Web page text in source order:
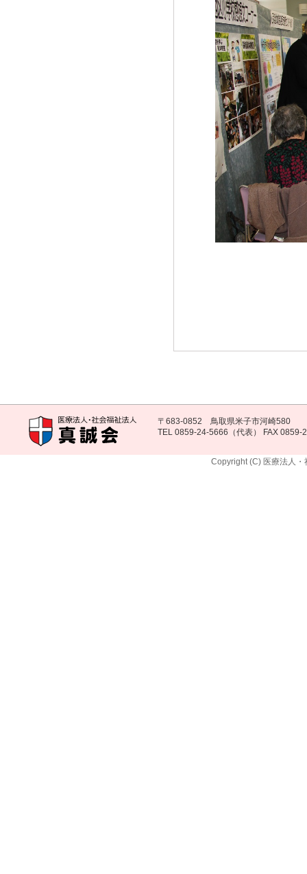
〒683-0852 鳥取県米子市河崎580
TEL 0859-24-5666（代表） FAX 0859-
Copyright (C) 医療法人